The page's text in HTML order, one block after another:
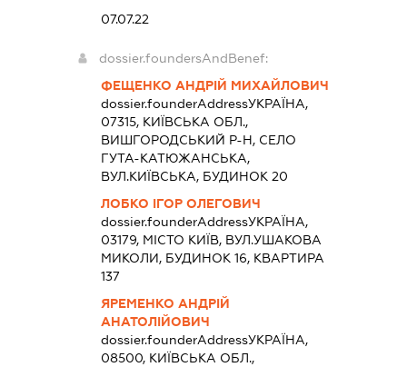
07.07.22
dossier.foundersAndBenef:
ФЕЩЕНКО АНДРІЙ МИХАЙЛОВИЧ
dossier.founderAddressУКРАЇНА,
07315, КИЇВСЬКА ОБЛ.,
ВИШГОРОДСЬКИЙ Р-Н, СЕЛО
ГУТА-КАТЮЖАНСЬКА,
ВУЛ.КИЇВСЬКА, БУДИНОК 20
ЛОБКО ІГОР ОЛЕГОВИЧ
dossier.founderAddressУКРАЇНА,
03179, МІСТО КИЇВ, ВУЛ.УШАКОВА
МИКОЛИ, БУДИНОК 16, КВАРТИРА
137
ЯРЕМЕНКО АНДРІЙ
АНАТОЛІЙОВИЧ
dossier.founderAddressУКРАЇНА,
08500, КИЇВСЬКА ОБЛ.,